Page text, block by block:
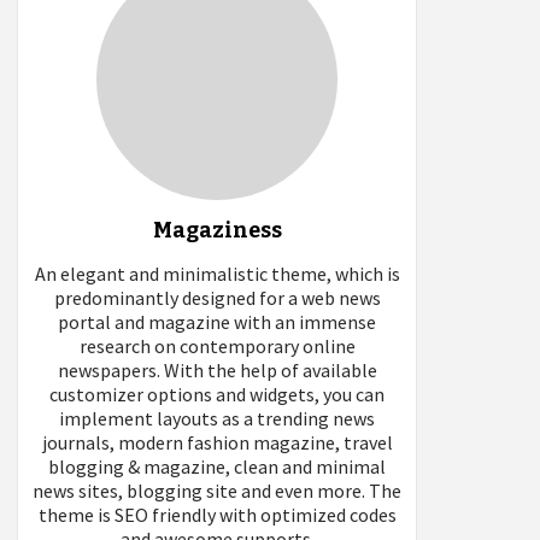
Magaziness
An elegant and minimalistic theme, which is
predominantly designed for a web news
portal and magazine with an immense
research on contemporary online
newspapers. With the help of available
customizer options and widgets, you can
implement layouts as a trending news
journals, modern fashion magazine, travel
blogging & magazine, clean and minimal
news sites, blogging site and even more. The
theme is SEO friendly with optimized codes